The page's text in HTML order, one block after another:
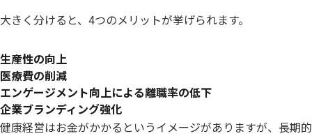
大きく分けると、4つのメリットが挙げられます。
生産性の向上
医療費の削減
エンゲージメント向上による離職率の低下
企業ブランディング強化
健康経営はお金がかかるというイメージがありますが、長期的